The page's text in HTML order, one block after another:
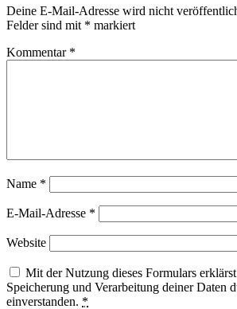
Deine E-Mail-Adresse wird nicht
Felder sind mit * markiert
Kommentar *
Name *
E-Mail-Adresse *
Website
Mit der Nutzung dieses Formulars
Speicherung und Verarbeitung deiner Daten
einverstanden. *